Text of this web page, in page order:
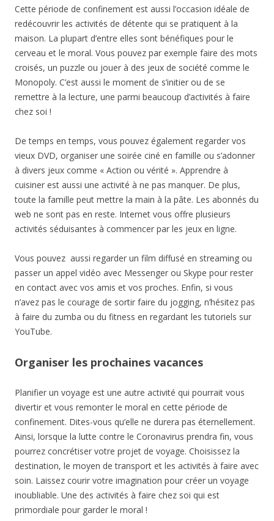
Cette période de confinement est aussi l’occasion idéale de
redécouvrir les activités de détente qui se pratiquent à la
maison. La plupart d’entre elles sont bénéfiques pour le
cerveau et le moral. Vous pouvez par exemple faire des mots
croisés, un puzzle ou jouer à des jeux de société comme le
Monopoly. C’est aussi le moment de s’initier ou de se
remettre à la lecture, une parmi beaucoup d’activités à faire
chez soi !
De temps en temps, vous pouvez également regarder vos
vieux DVD, organiser une soirée ciné en famille ou s’adonner
à divers jeux comme « Action ou vérité ». Apprendre à
cuisiner est aussi une activité à ne pas manquer. De plus,
toute la famille peut mettre la main à la pâte. Les abonnés du
web ne sont pas en reste. Internet vous offre plusieurs
activités séduisantes à commencer par les jeux en ligne.
Vous pouvez aussi regarder un film diffusé en streaming ou
passer un appel vidéo avec Messenger ou Skype pour rester
en contact avec vos amis et vos proches. Enfin, si vous
n’avez pas le courage de sortir faire du jogging, n’hésitez pas
à faire du zumba ou du fitness en regardant les tutoriels sur
YouTube.
Organiser les prochaines vacances
Planifier un voyage est une autre activité qui pourrait vous
divertir et vous remonter le moral en cette période de
confinement. Dites-vous qu’elle ne durera pas éternellement.
Ainsi, lorsque la lutte contre le Coronavirus prendra fin, vous
pourrez concrétiser votre projet de voyage. Choisissez la
destination, le moyen de transport et les activités à faire avec
soin. Laissez courir votre imagination pour créer un voyage
inoubliable. Une des activités à faire chez soi qui est
primordiale pour garder le moral !